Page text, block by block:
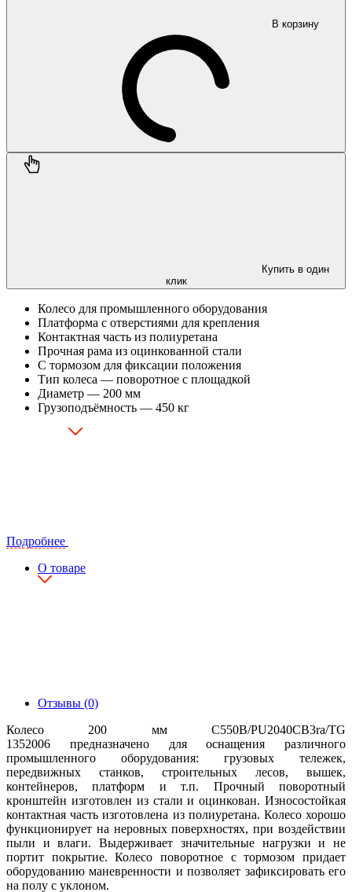
В корзину
Купить в один
клик
Колесо для промышленного оборудования
Платформа с отверстиями для крепления
Контактная часть из полиуретана
Прочная рама из оцинкованной стали
С тормозом для фиксации положения
Тип колеса — поворотное с площадкой
Диаметр — 200 мм
Грузоподъёмность — 450 кг
Подробнее
О товаре
Отзывы (0)
Колесо 200 мм C550B/PU2040CB3ra/TG
1352006 предназначено для оснащения различного
промышленного оборудования: грузовых тележек,
передвижных станков, строительных лесов, вышек,
контейнеров, платформ и т.п. Прочный поворотный
кронштейн изготовлен из стали и оцинкован. Износостойкая
контактная часть изготовлена из полиуретана. Колесо хорошо
функционирует на неровных поверхностях, при воздействии
пыли и влаги. Выдерживает значительные нагрузки и не
портит покрытие. Колесо поворотное с тормозом придает
оборудованию маневренности и позволяет зафиксировать его
на полу с уклоном.